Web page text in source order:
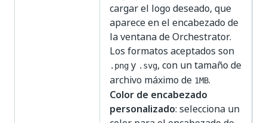
cargar el logo deseado, que
aparece en el encabezado de
la ventana de Orchestrator.
Los formatos aceptados son
.png y .svg, con un tamaño de
archivo máximo de 1MB.
Color de encabezado
personalizado: selecciona un